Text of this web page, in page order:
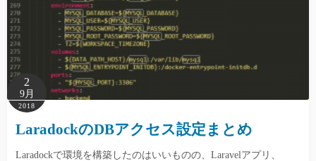
2
9月
2018
LaradockのDBアクセス設定まとめ
Laradockで環境を構築したのはいいものの、Laravelアプリ、